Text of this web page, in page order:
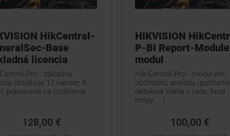
HikCentral-
Base
licencia
Pro - základná
obsahuje 12 kamier, 8
pripravená na rozšírenia
128,00 €
HIKVISION
P-BI Report-Module
modul
Hik-Central Pro - modul pre
obchodnú analýzu
detekcia státia v rade, heat
mapy, ...)
100,00 €